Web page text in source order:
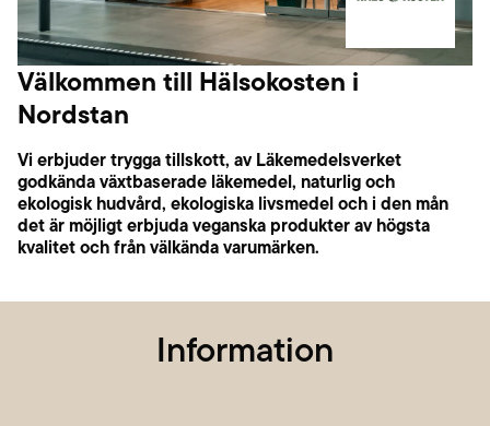
Välkommen till Hälsokosten i
Nordstan
Vi erbjuder trygga tillskott, av Läkemedelsverket
godkända växtbaserade läkemedel, naturlig och
ekologisk hudvård, ekologiska livsmedel och i den mån
det är möjligt erbjuda veganska produkter av högsta
kvalitet och från välkända varumärken.
Information